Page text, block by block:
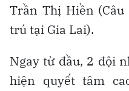
Trần Thị Hiền (Câu
trú tại Gia Lai).
Ngay từ đầu, 2 đội
hiện quyết tâm